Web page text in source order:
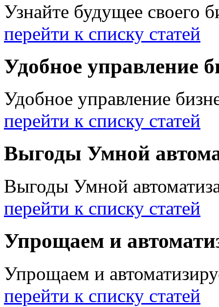
Узнайте будущее своего
перейти к списку статей
Удобное управление
Удобное управление
перейти к списку статей
Выгоды Умной
Выгоды Умной
перейти к списку статей
Упрощаем и
Упрощаем и
перейти к списку статей